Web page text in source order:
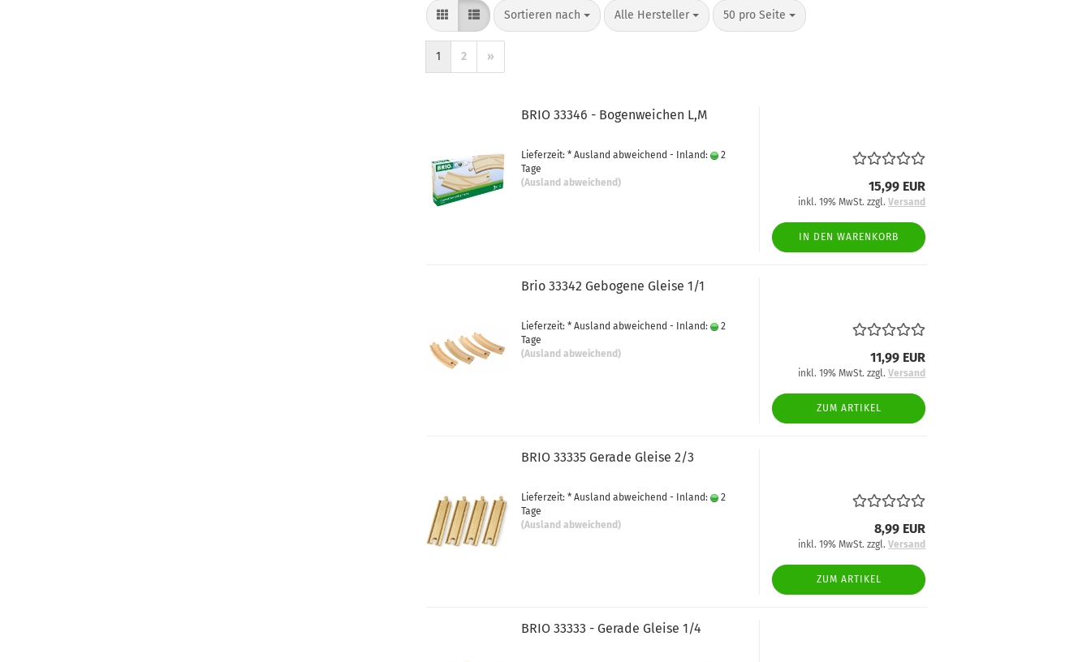
Sortieren nach
Sortieren nach Alle Hersteller
pro Seite 50 pro Seite
pro Seite
1 2 »
BRIO 33346 - Bogenweichen L,M
Lieferzeit: * Ausland abweichend - Inland:
2
Tage
(Ausland abweichend)
15,99 EUR
inkl. 19% MwSt. zzgl.Versand
IN DEN WARENKORB
Brio 33342 Gebogene Gleise 1/1
Lieferzeit: * Ausland abweichend - Inland:
2
Tage
(Ausland abweichend)
11,99 EUR
inkl. 19% MwSt. zzgl.Versand
ZUM ARTIKEL
BRIO 33335 Gerade Gleise 2/3
Lieferzeit: * Ausland abweichend - Inland:
2
Tage
(Ausland abweichend)
8,99 EUR
inkl. 19% MwSt. zzgl.Versand
ZUM ARTIKEL
BRIO 33333 - Gerade Gleise 1/4